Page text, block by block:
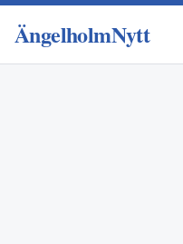
ÄngelholmNytt